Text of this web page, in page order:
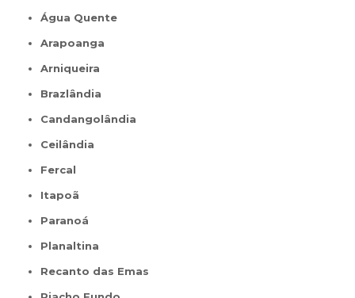
Água Quente
Arapoanga
Arniqueira
Brazlândia
Candangolândia
Ceilândia
Fercal
Itapoã
Paranoá
Planaltina
Recanto das Emas